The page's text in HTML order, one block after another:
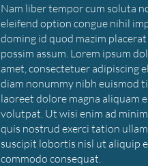
Nam liber tempor cum soluta
eleifend option congue nihil
doming id quod mazim
possim assum. Lorem ipsum
amet, consectetuer adipiscing
diam nonummy nibh euismod
laoreet dolore magna aliquam
volutpat. Ut wisi enim ad minim
quis nostrud exerci tation
suscipit lobortis nisl ut aliquip
commodo consequat.